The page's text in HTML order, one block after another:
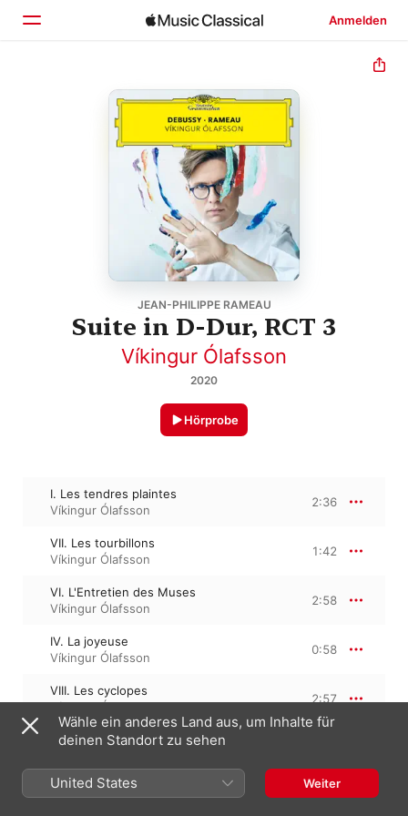
Anmelden
Startseite
Entdecken
JEAN-PHILIPPE RAMEAU
Suite in D-Dur, RCT 3
Víkingur Ólafsson
2020
Hörprobe
I. Les tendres plaintes
Víkingur Ólafsson
2:36
VII. Les tourbillons
Víkingur Ólafsson
1:42
VI. L'Entretien des Muses
Víkingur Ólafsson
2:58
IV. La joyeuse
Víkingur Ólafsson
0:58
VIII. Les cyclopes
Víkingur Ólafsson
2:57
27. März 2020
5 Titel, 11 Minuten
℗ 2020 Deutsche Grammophon GmbH, Berlin
Wähle ein anderes Land aus, um Inhalte für
deinen Standort zu sehen
United States Weiter